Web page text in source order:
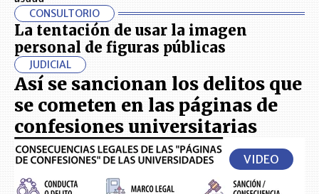
CONSULTORIO
La tentación de usar la imagen
personal de figuras públicas
JUDICIAL
Así se sancionan los delitos que
se cometen en las páginas de
confesiones universitarias
VIDEO